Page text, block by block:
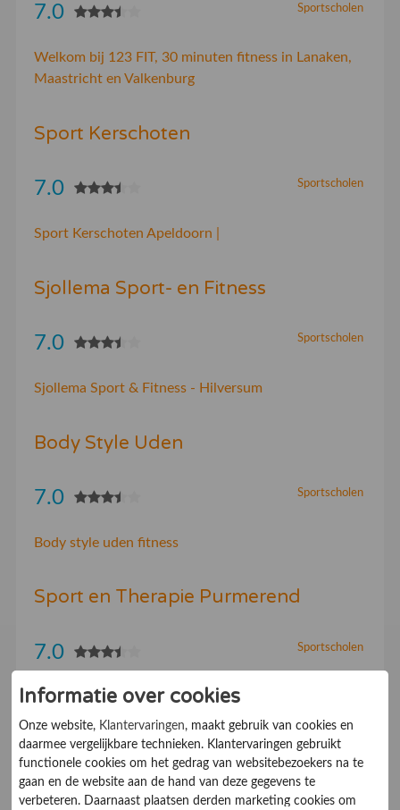
Sportscholen
7.0
Welkom bij 123 FIT, 30 minuten fitness in Lanaken,
Maastricht en Valkenburg
Sport Kerschoten
Sportscholen
7.0
Sport Kerschoten Apeldoorn |
Sjollema Sport- en Fitness
Sportscholen
7.0
Sjollema Sport & Fitness - Hilversum
Body Style Uden
Sportscholen
7.0
Body style uden fitness
Sport en Therapie Purmerend
Sportscholen
7.0
Sport en Therapie
Fitness Sportinstituut Hoogland
Sportscholen
Informatie over cookies
Onze website, Klantervaringen, maakt gebruik van cookies en
daarmee vergelijkbare technieken. Klantervaringen gebruikt
functionele cookies om het gedrag van websitebezoekers na te
gaan en de website aan de hand van deze gegevens te
verbeteren. Daarnaast plaatsen derden marketing cookies om